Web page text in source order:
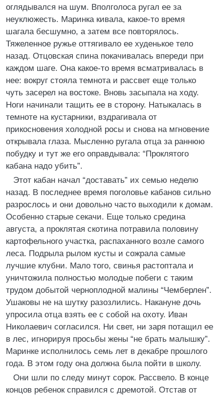
оглядывался на шум. Вполголоса ругал ее за
неуклюжесть. Маринка кивала, какое-то время
шагала бесшумно, а затем все повторялось.
Тяжеленное ружье оттягивало ее худенькое тело
назад. Отцовская спина покачивалась впереди при
каждом шаге. Она какое-то время всматривалась в
нее: вокруг стояла темнота и рассвет еще только
чуть засерел на востоке. Вновь засыпала на ходу.
Ноги начинали тащить ее в сторону. Натыкалась в
темноте на кустарники, вздрагивала от
прикосновения холодной росы и снова на мгновение
открывала глаза. Мысленно ругала отца за раннюю
побудку и тут же его оправдывала: “Проклятого
кабана надо убить”.
Этот кабан начал “доставать” их семью неделю
назад. В последнее время поголовье кабанов сильно
разрослось и они довольно часто выходили к домам.
Особенно старые секачи. Еще только средина
августа, а проклятая скотина потравила половину
картофельного участка, распаханного возле самого
леса. Подрыла рылом кусты и сожрала самые
лучшие клубни. Мало того, свинья растоптала и
уничтожила полностью молодые побеги с таким
трудом добытой черноплодной малины “Чемберлен”.
Ушаковы не на шутку разозлились. Накануне дочь
упросила отца взять ее с собой на охоту. Иван
Николаевич согласился. Ни свет, ни заря потащил ее
в лес, игнорируя просьбы жены “не брать малышку”.
Маринке исполнилось семь лет в декабре прошлого
года. В этом году она должна была пойти в школу.
Они шли по следу минут сорок. Рассвело. В конце
концов ребенок справился с дремотой. Отстав от